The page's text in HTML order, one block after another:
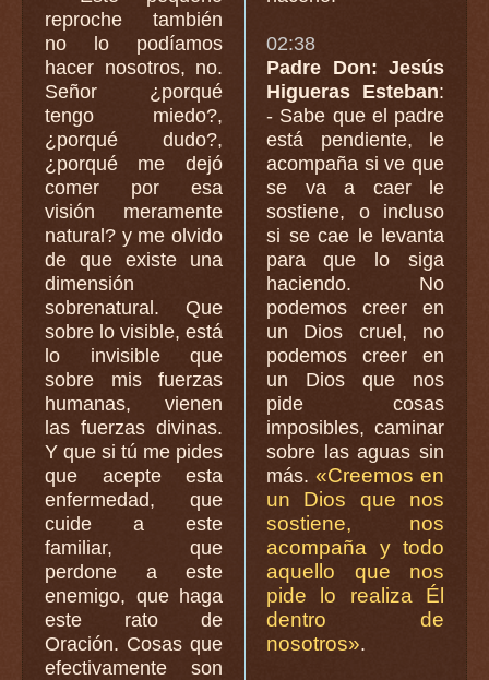
reproche también
no lo podíamos
hacer nosotros, no.
Señor ¿porqué
tengo miedo?,
¿porqué dudo?,
¿porqué me dejó
comer por esa
visión meramente
natural? y me olvido
de que existe una
dimensión
sobrenatural. Que
sobre lo visible, está
lo invisible que
sobre mis fuerzas
humanas, vienen
las fuerzas divinas.
Y que si tú me pides
que acepte esta
enfermedad, que
cuide a este
familiar, que
perdone a este
enemigo, que haga
este rato de
Oración. Cosas que
efectivamente son
02:38
Padre Don: Jesús
Higueras Esteban:
- Sabe que el padre
está pendiente, le
acompaña si ve que
se va a caer le
sostiene, o incluso
si se cae le levanta
para que lo siga
haciendo. No
podemos creer en
un Dios cruel, no
podemos creer en
un Dios que nos
pide cosas
imposibles, caminar
sobre las aguas sin
más. «Creemos en
un Dios que nos
sostiene, nos
acompaña y todo
aquello que nos
pide lo realiza Él
dentro de
nosotros».